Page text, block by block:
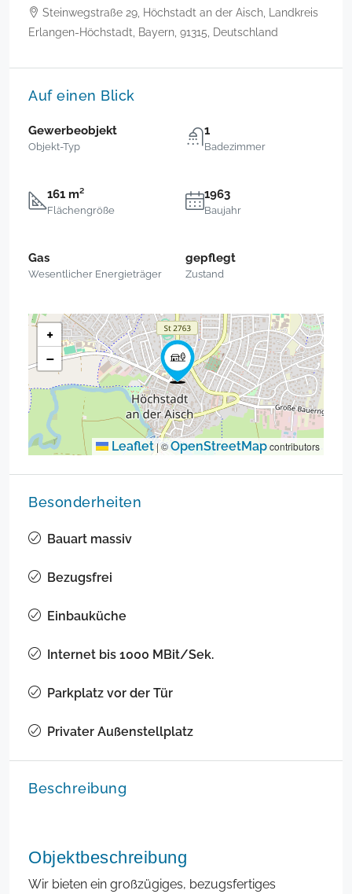
Steinwegstraße 29, Höchstadt an der Aisch, Landkreis
Erlangen-Höchstadt, Bayern, 91315, Deutschland
Auf einen Blick
Gewerbeobjekt
Objekt-Typ
1
Badezimmer
161 m²
Flächengröße
1963
Baujahr
Gas
Wesentlicher Energieträger
gepflegt
Zustand
+
−
Leaflet|©OpenStreetMapcontributors
Besonderheiten
Bauart massiv
Bezugsfrei
Einbauküche
Internet bis 1000 MBit/Sek.
Parkplatz vor der Tür
Privater Außenstellplatz
Beschreibung
Objektbeschreibung
Wir bieten ein großzügiges, bezugsfertiges